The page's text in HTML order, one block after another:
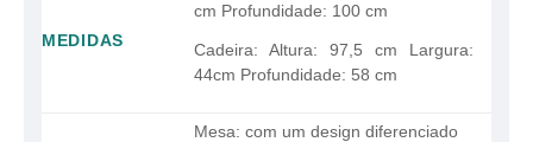
MEDIDAS
cm Profundidade: 100 cm
Cadeira:Altura:97,5 cm Largura:
44cm Profundidade: 58 cm
Mesa: com um design diferenciado